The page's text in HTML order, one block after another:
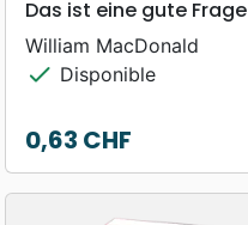
Das ist eine gute Frage
William MacDonald
check Disponible
Prix
0,63 CHF